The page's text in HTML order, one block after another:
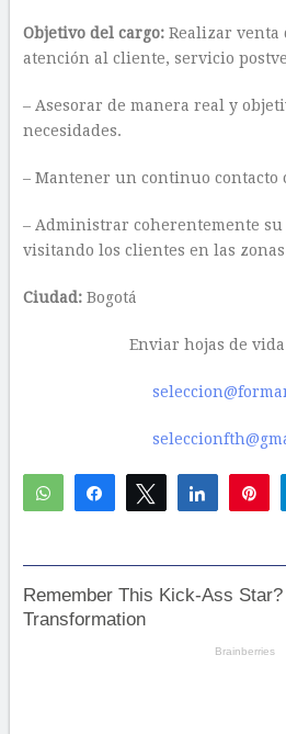
Objetivo del cargo:Realizar venta
atención al cliente, servicio
– Asesorar de manera real y
necesidades.
– Mantener un continuo contacto
– Administrar coherentemente su
visitando los clientes en las
Ciudad:Bogotá
Enviar hojas de
WhatsAppCompartirTwittear Compartir